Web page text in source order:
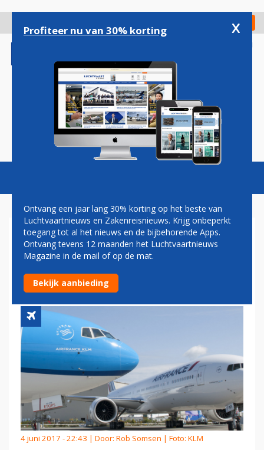
gaan
Check in
Magazine Podcasts Vacatures
KLM: NOG GEEN BESLUIT
OVER ROL GDS BIJ
TICKETVERKOOP
4 juni 2017 - 22:43 | Door: Rob Somsen | Foto: KLM
Profiteer nu van 30% korting x
Ontvang een jaar lang 30% korting op het beste van
Luchtvaartnieuws en Zakenreisnieuws. Krijg onbeperkt
toegang tot al het nieuws en de bijbehorende Apps.
Ontvang tevens 12 maanden het Luchtvaartnieuws
Magazine in de mail of op de mat.
Bekijk aanbieding